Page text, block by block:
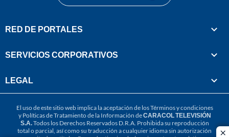
RED DE PORTALES
SERVICIOS CORPORATIVOS
LEGAL
El uso de este sitio web implica la aceptación de losTérminos y condiciones
y Políticas de Tratamiento de la Información deCARACOL TELEVISIÓN
S.A.Todos los Derechos Reservados D.R.A. Prohibida su reproducción
total o parcial, así como su traducción a cualquier idioma sin autorización